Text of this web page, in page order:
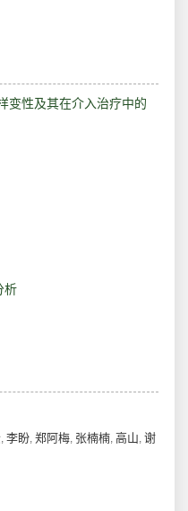
变性及其在介入治疗中的
析
, 李盼, 郑阿梅, 张楠楠, 高山, 谢